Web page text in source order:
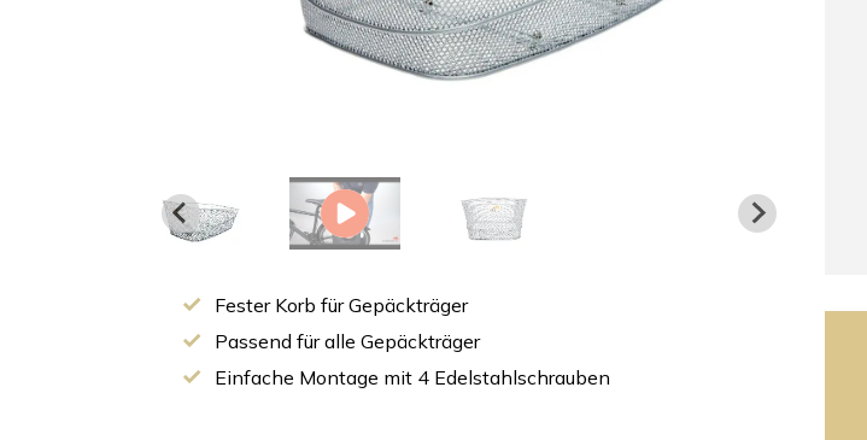
Fester Korb für Gepäckträger
Passend für alle Gepäckträger
Einfache Montage mit 4 Edelstahlschrauben